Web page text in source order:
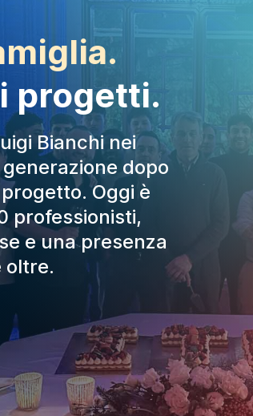
progetti.
Bianchi nei
dopo
Oggi è
professionisti,
e una presenza
oltre.